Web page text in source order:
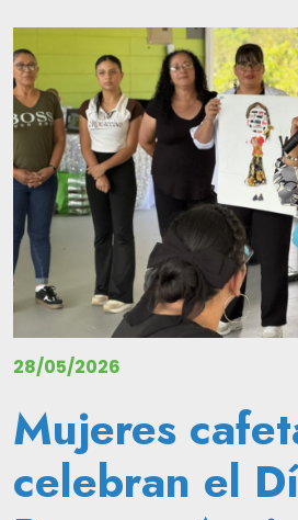
Image
28/05/2026
Mujeres
celebran el